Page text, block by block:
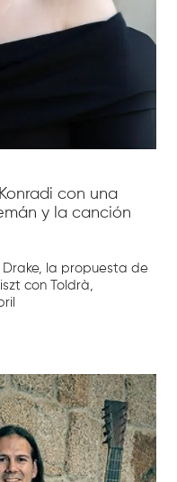
con una
y la canción
la propuesta de
con Toldrà,